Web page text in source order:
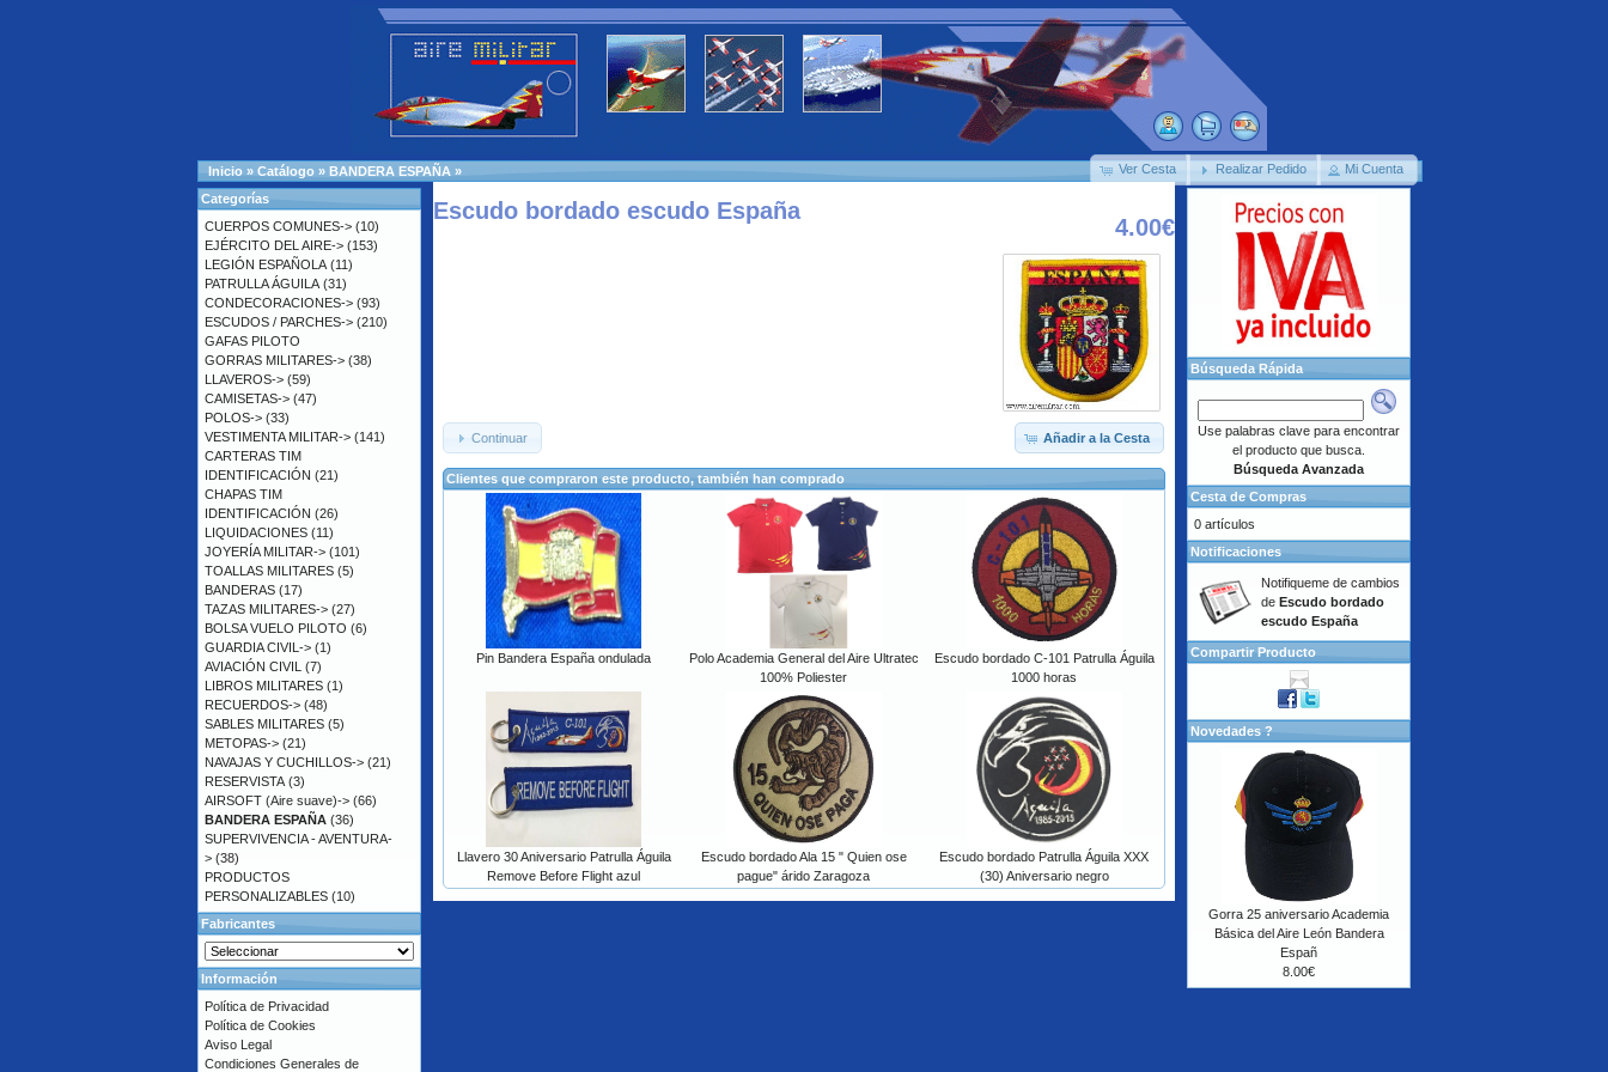
Ver Cesta Realizar Pedido Mi Cuenta
Inicio » Catálogo » BANDERA ESPAÑA »
4.00€
Escudo bordado escudo España
Añadir a la Cesta
Continuar
Clientes que compraron este producto, también han comprado
Pin Bandera España ondulada
Polo Academia General del Aire Ultratec
100% Poliester
Escudo bordado C-101 Patrulla Águila
1000 horas
Llavero 30 Aniversario Patrulla Águila
Remove Before Flight azul
Escudo bordado Ala 15 " Quien ose
pague" árido Zaragoza
Escudo bordado Patrulla Águila XXX
(30) Aniversario negro
Categorías
CUERPOS COMUNES-> (10)
EJÉRCITO DEL AIRE-> (153)
LEGIÓN ESPAÑOLA (11)
PATRULLA ÁGUILA (31)
CONDECORACIONES-> (93)
ESCUDOS / PARCHES-> (210)
GAFAS PILOTO
GORRAS MILITARES-> (38)
LLAVEROS-> (59)
CAMISETAS-> (47)
POLOS-> (33)
VESTIMENTA MILITAR-> (141)
CARTERAS TIM
IDENTIFICACIÓN (21)
CHAPAS TIM
IDENTIFICACIÓN (26)
LIQUIDACIONES (11)
JOYERÍA MILITAR-> (101)
TOALLAS MILITARES (5)
BANDERAS (17)
TAZAS MILITARES-> (27)
BOLSA VUELO PILOTO (6)
GUARDIA CIVIL-> (1)
AVIACIÓN CIVIL (7)
LIBROS MILITARES (1)
RECUERDOS-> (48)
SABLES MILITARES (5)
METOPAS-> (21)
NAVAJAS Y CUCHILLOS-> (21)
RESERVISTA (3)
AIRSOFT (Aire suave)-> (66)
BANDERA ESPAÑA (36)
SUPERVIVENCIA - AVENTURA-
> (38)
PRODUCTOS
PERSONALIZABLES (10)
Fabricantes
Información
Política de Privacidad
Política de Cookies
Aviso Legal
Condiciones Generales de
Búsqueda Rápida
Use palabras clave para encontrar
el producto que busca.
Búsqueda Avanzada
Cesta de Compras
0 artículos
Notificaciones
Notifiqueme de cambios
de Escudo bordado
escudo España
Compartir Producto
Novedades ?
Gorra 25 aniversario Academia
Básica del Aire León Bandera
Españ
8.00€